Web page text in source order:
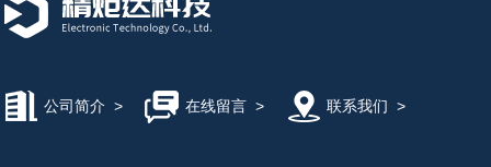
公司简介 > 在线留言> 联系我们 >